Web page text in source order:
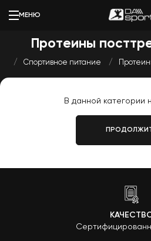
МЕНЮ
Протеины
Спортивное питание
В данной категории